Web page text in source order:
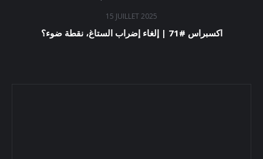
15 JUILLET 2025
اكسبراس #71 | إلغاء إضراب الستاغ، نقطة ضوء؟